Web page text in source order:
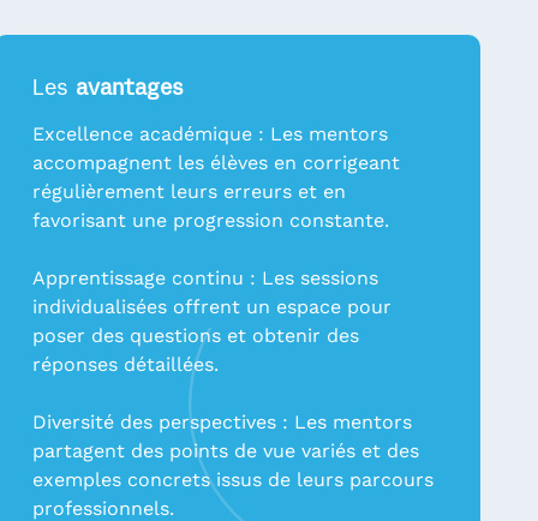
Les avantages
Excellence académique : Les mentors
accompagnent les élèves en corrigeant
régulièrement leurs erreurs et en
favorisant une progression constante.
Apprentissage continu : Les sessions
individualisées offrent un espace pour
poser des questions et obtenir des
réponses détaillées.
Diversité des perspectives : Les mentors
partagent des points de vue variés et des
exemples concrets issus de leurs parcours
professionnels.